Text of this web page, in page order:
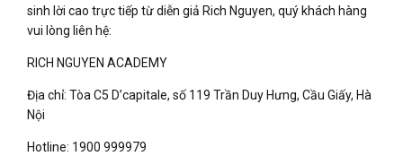
sinh lời cao trực tiếp từ diễn giả Rich Nguyen, quý khách hàng
vui lòng liên hệ:
RICH NGUYEN ACADEMY
Địa chỉ: Tòa C5 D’capitale, số 119 Trần Duy Hưng, Cầu Giấy, Hà
Nội
Hotline: 1900 999979